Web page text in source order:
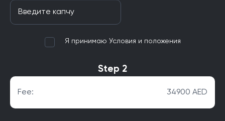
Я принимаю Условия и положения
Step 2
Fee: 34900 AED